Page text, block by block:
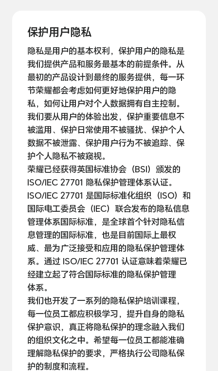
保护用户隐私
隐私是用户的基本权利，保护用户的隐私是
我们提供产品和服务最基本的前提条件。从
最初的产品设计到最终的服务提供，每一环
节荣耀都会考虑如何更好地保护用户的隐
私，如何让用户对个人数据拥有自主控制。
我们要从用户的体验出发，保护重要信息不
被滥用、保护日常使用不被骚扰、保护个人
数据不被泄露、保护用户行为不被追踪、保
护个人隐私不被窥视。
荣耀已经获得英国标准协会（BSI）颁发的
ISO/IEC 27701 隐私保护管理体系认证。
ISO/IEC 27701 是国际标准化组织（ISO）和
国际电工委员会（IEC）联合发布的隐私信息
管理体系国际标准，是全球首个针对隐私信
息管理的国际标准，也是目前国际上最权
威、最为广泛接受和应用的隐私保护管理体
系。通过 ISO/IEC 27701 认证意味着荣耀已
经建立起了符合国际标准的隐私保护管理
体系。
我们也开发了一系列的隐私保护培训课程，
每一位员工都应积极学习，提升自身的隐私
保护意识，真正将隐私保护的理念融入我们
的组织文化之中。希望每一位员工都能准确
理解隐私保护的要求，严格执行公司隐私保
护的制度和流程。